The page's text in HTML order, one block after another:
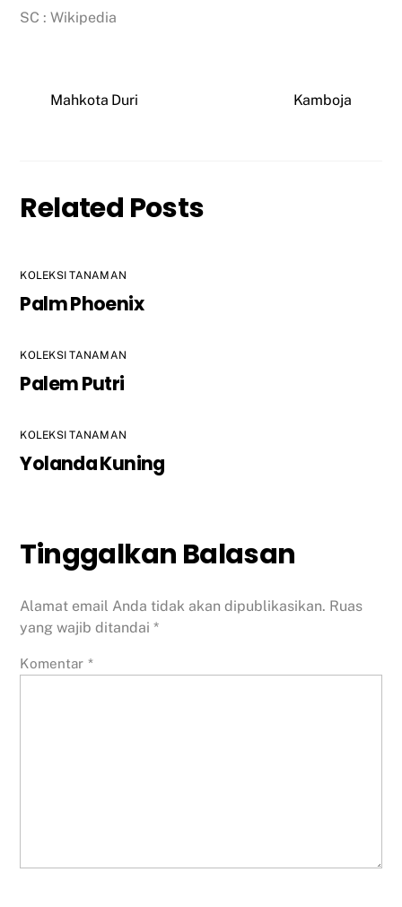
SC : Wikipedia
Mahkota Duri Kamboja
Related Posts
KOLEKSI TANAMAN
Palm Phoenix
KOLEKSI TANAMAN
Palem Putri
KOLEKSI TANAMAN
Yolanda Kuning
Tinggalkan Balasan
Alamat email Anda tidak akan dipublikasikan. Ruas
yang wajib ditandai*
Komentar *